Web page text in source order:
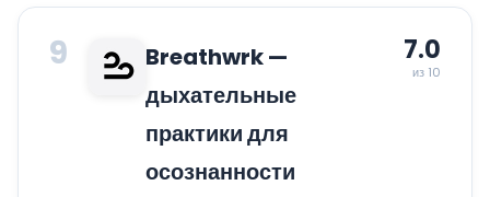
9
Breathwrk —
дыхательные
практики для
осознанности
7.0
из 10